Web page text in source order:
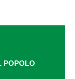
POPOLO